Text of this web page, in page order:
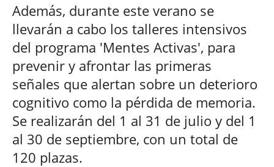
Además, durante este verano se
llevarán a cabo los talleres intensivos
del programa 'Mentes Activas', para
prevenir y afrontar las primeras
señales que alertan sobre un deterioro
cognitivo como la pérdida de memoria.
Se realizarán del 1 al 31 de julio y del 1
al 30 de septiembre, con un total de
120 plazas.